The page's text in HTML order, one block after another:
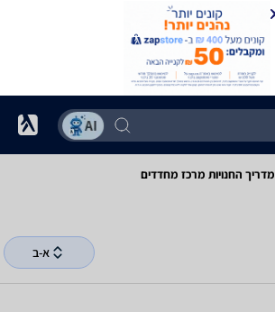
מדריך החנויות ‏מרכז ‏מחדדים
א-ב